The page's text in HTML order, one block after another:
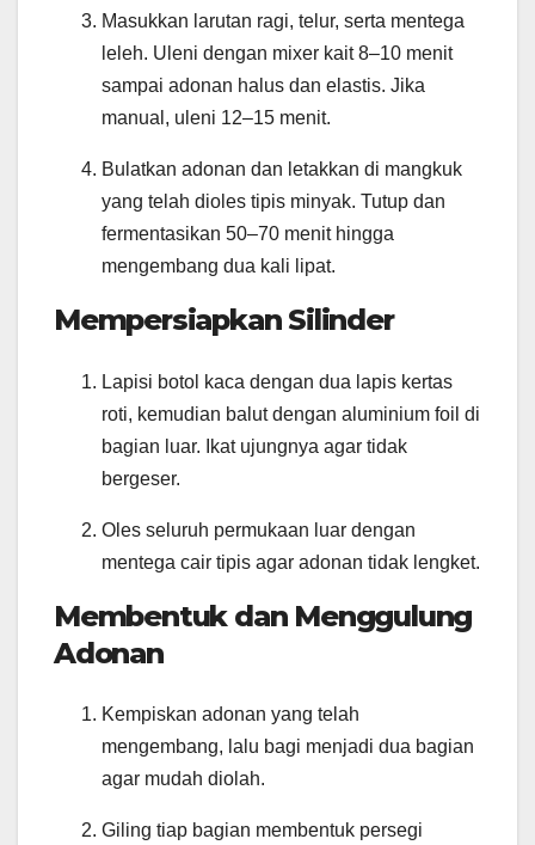
Masukkan larutan ragi, telur, serta mentega
leleh. Uleni dengan mixer kait 8–10 menit
sampai adonan halus dan elastis. Jika
manual, uleni 12–15 menit.
Bulatkan adonan dan letakkan di mangkuk
yang telah dioles tipis minyak. Tutup dan
fermentasikan 50–70 menit hingga
mengembang dua kali lipat.
Mempersiapkan Silinder
Lapisi botol kaca dengan dua lapis kertas
roti, kemudian balut dengan aluminium foil di
bagian luar. Ikat ujungnya agar tidak
bergeser.
Oles seluruh permukaan luar dengan
mentega cair tipis agar adonan tidak lengket.
Membentuk dan Menggulung
Adonan
Kempiskan adonan yang telah
mengembang, lalu bagi menjadi dua bagian
agar mudah diolah.
Giling tiap bagian membentuk persegi